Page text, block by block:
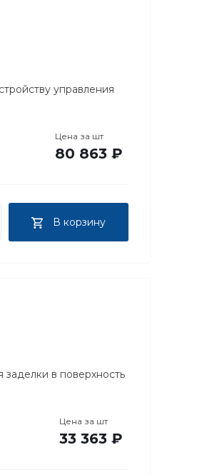
управления
Цена за шт
80 863 ₽
В корзину
заделки в поверхность
Цена за шт
33 363 ₽